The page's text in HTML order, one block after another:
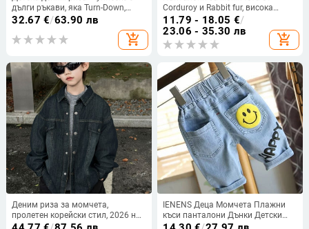
дълги ръкави, яка Turn-Down,
солиден модел, пролет (Основна
тъкан: 75.6% памук; Ръкав: дълги;
Яка: Turn-Down; Модел: солиден;
32.67 €/63.90 лв
add_shopping_cart
Corduroy и Rabbit fur, висока
талия, пролет 2025, за деца 3-8
години
11.79 - 18.05 €/
23.06 - 35.30 лв
add_shopping_cart
Деним риза за момчета,
пролетен корейски стил, 2026 нов
модел
IENENS Деца Момчета Плажни
къси панталони Дънки Детски
дрехи Панталони Дънкови дрехи